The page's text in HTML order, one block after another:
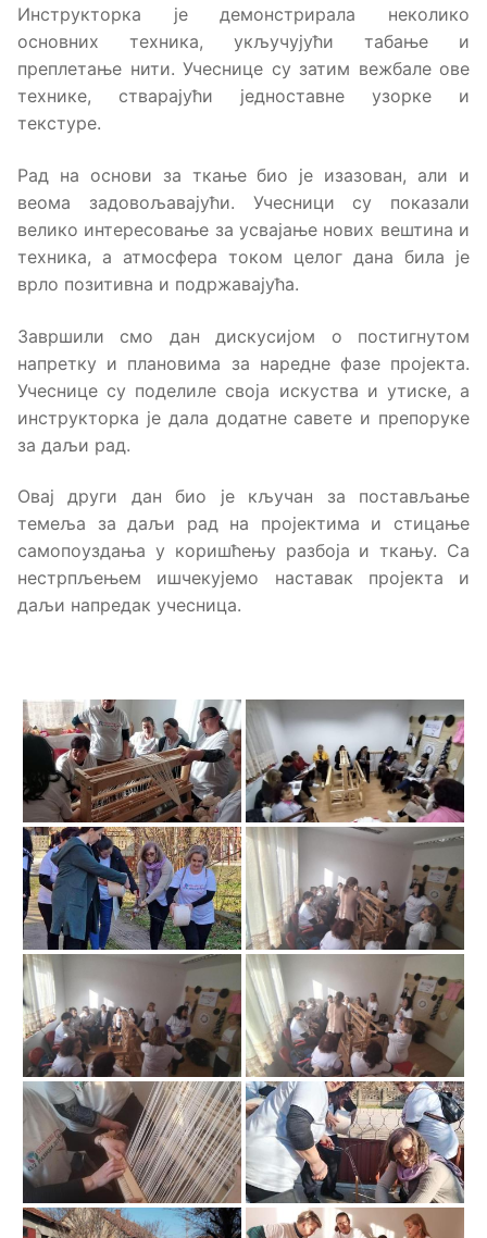
Инструкторка је демонстрирала неколико
основних техника, укључујући табање и
преплетање нити. Учеснице су затим вежбале ове
технике, стварајући једноставне узорке и
текстуре.
Рад на основи за ткање био је изазован, али и
веома задовољавајући. Учесници су показали
велико интересовање за усвајање нових вештина и
техника, а атмосфера током целог дана била је
врло позитивна и подржавајућа.
Завршили смо дан дискусијом о постигнутом
напретку и плановима за наредне фазе пројекта.
Учеснице су поделиле своја искуства и утиске, а
инструкторка је дала додатне савете и препоруке
за даљи рад.
Овај други дан био је кључан за постављање
темеља за даљи рад на пројектима и стицање
самопоуздања у коришћењу разбоја и ткању. Са
нестрпљењем ишчекујемо наставак пројекта и
даљи напредак учесница.